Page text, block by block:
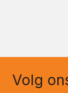
Volg